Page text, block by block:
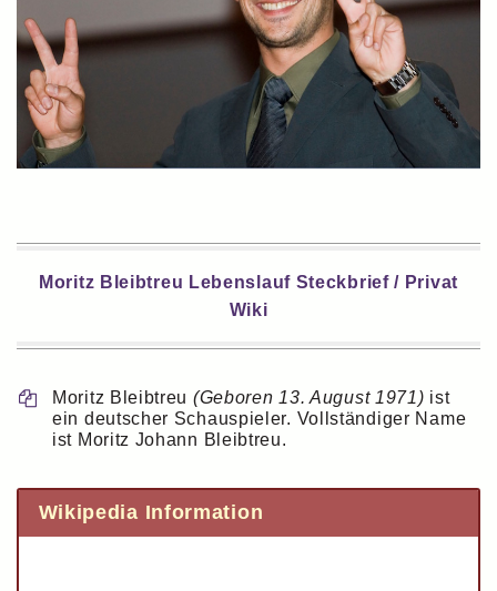
Moritz Bleibtreu Lebenslauf Steckbrief / Privat
Wiki
Moritz Bleibtreu (Geboren 13. August 1971) ist
ein deutscher Schauspieler. Vollständiger Name
ist Moritz Johann Bleibtreu.
Wikipedia Information